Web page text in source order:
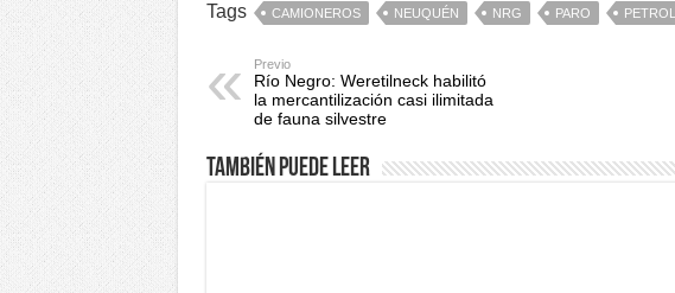
Tags CAMIONEROS NEUQUÉN NRG PARO
Previo
Río Negro: Weretilneck habilitó
la mercantilización casi ilimitada
de fauna silvestre
También puede leer